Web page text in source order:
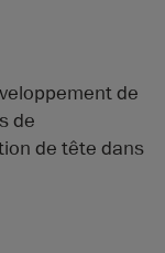
de
de
de tête dans